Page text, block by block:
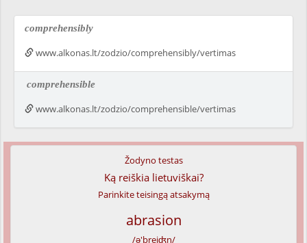
comprehensibly
www.alkonas.lt/zodzio/comprehensibly/vertimas
comprehensible
www.alkonas.lt/zodzio/comprehensible/vertimas
Žodyno testas
Ką reiškia lietuviškai?
Parinkite teisingą atsakymą
abrasion
/ə'breiʤn/